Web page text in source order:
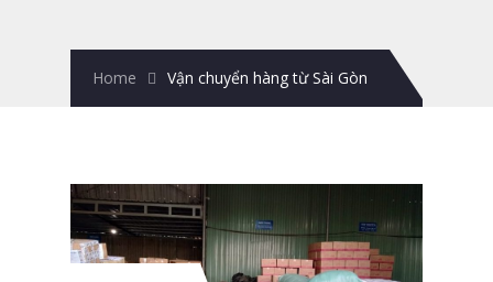
Home Vận chuyển hàng từ Sài Gòn